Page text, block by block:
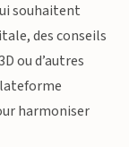
souhaitent
des conseils
ou d’autres
harmoniser